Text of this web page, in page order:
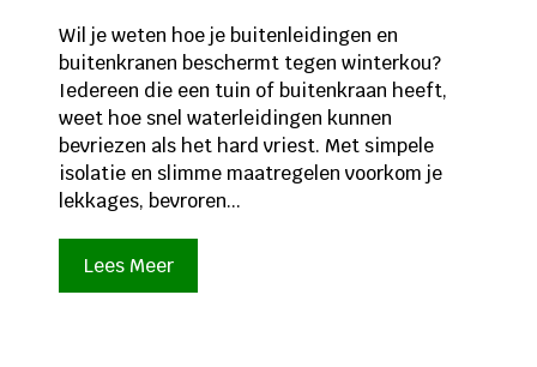
Wil je weten hoe je buitenleidingen en
buitenkranen beschermt tegen winterkou?
Iedereen die een tuin of buitenkraan heeft,
weet hoe snel waterleidingen kunnen
bevriezen als het hard vriest. Met simpele
isolatie en slimme maatregelen voorkom je
lekkages, bevroren...
Lees Meer